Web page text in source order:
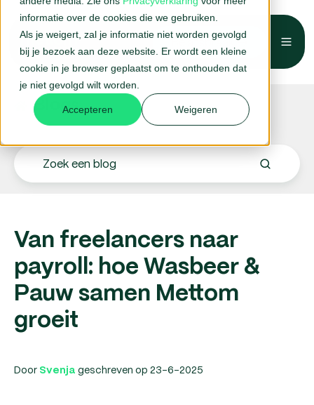
informatie over de cookies die we gebruiken.
Als je weigert, zal je informatie niet worden gevolgd
bij je bezoek aan deze website. Er wordt een kleine
cookie in je browser geplaatst om te onthouden dat
je niet gevolgd wilt worden.
Accepteren Weigeren
Belafspraak →
Blogs.
Van freelancers naar
payroll: hoe Wasbeer &
Pauw samen Mettom
groeit
Door Svenja geschreven op 23-6-2025